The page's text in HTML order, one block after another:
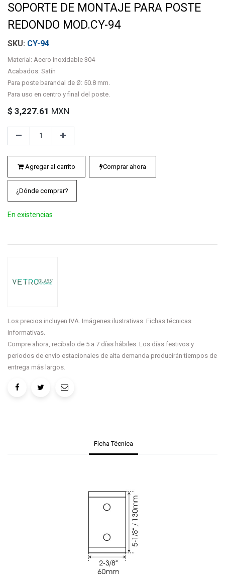
SOPORTE DE MONTAJE PARA POSTE
REDONDO MOD.CY-94
CY-94
Material: Acero Inoxidable 304
Acabados: Satín
Para poste barandal de Ø: 50.8 mm.
Para uso en centro y final del poste.
$ 3,227.61 MXN
Agregar al carrito Comprar ahora
¿Dónde comprar?
En existencias
Los precios incluyen IVA. Imágenes ilustrativas. Fichas técnicas
informativas.
Compre ahora, recíbalo de 5 a 7 días hábiles. Los días festivos y
periodos de envío estacionales de alta demanda producirán tiempos de
entrega más largos.
Ficha Técnica